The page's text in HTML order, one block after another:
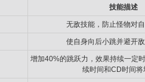
技能描述
无敌技能，防止怪物对
使自身向后小跳并避开
增加40%的跳跃力，效果持续一定
续时间和CD时间将